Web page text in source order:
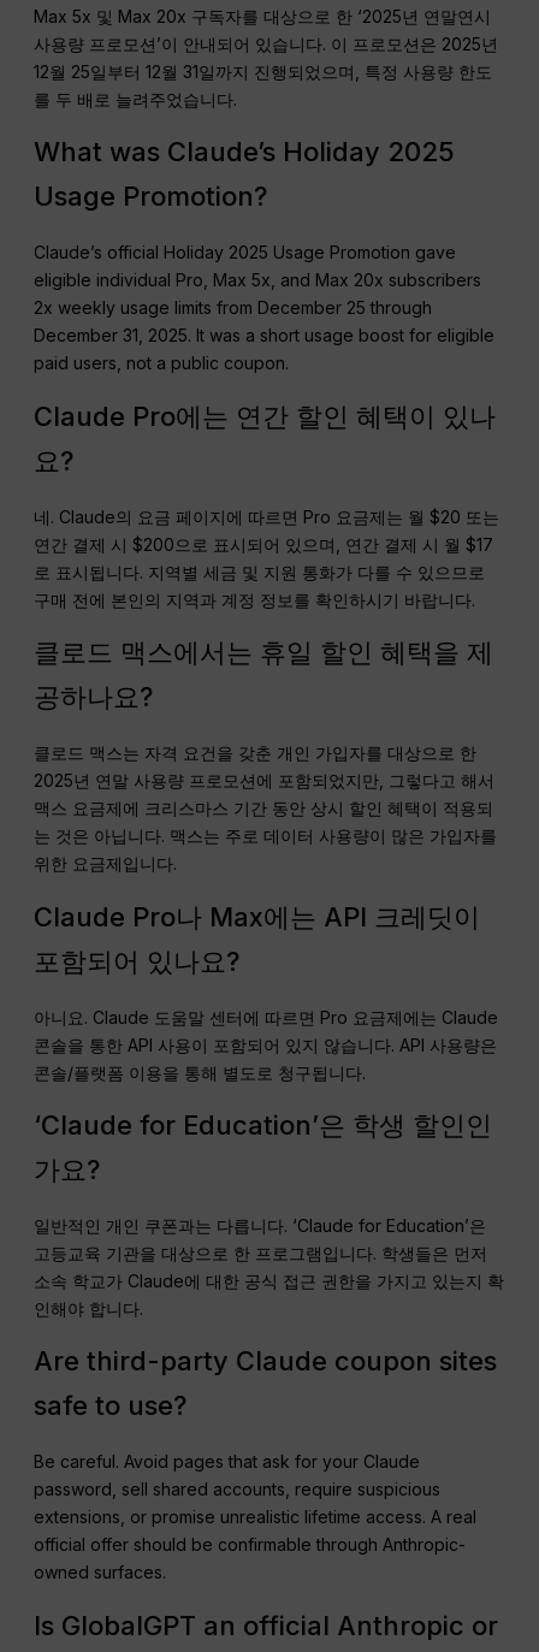
Max 5x 및 Max 20x 구독자를 대상으로 한 ‘2025년 연말연시
사용량 프로모션’이 안내되어 있습니다. 이 프로모션은 2025년
12월 25일부터 12월 31일까지 진행되었으며, 특정 사용량 한도
를 두 배로 늘려주었습니다.
What was Claude’s Holiday 2025
Usage Promotion?
Claude’s official Holiday 2025 Usage Promotion gave
eligible individual Pro, Max 5x, and Max 20x subscribers
2x weekly usage limits from December 25 through
December 31, 2025. It was a short usage boost for eligible
paid users, not a public coupon.
Claude Pro에는 연간 할인 혜택이 있나
요?
네. Claude의 요금 페이지에 따르면 Pro 요금제는 월 $20 또는
연간 결제 시 $200으로 표시되어 있으며, 연간 결제 시 월 $17
로 표시됩니다. 지역별 세금 및 지원 통화가 다를 수 있으므로
구매 전에 본인의 지역과 계정 정보를 확인하시기 바랍니다.
클로드 맥스에서는 휴일 할인 혜택을 제
공하나요?
클로드 맥스는 자격 요건을 갖춘 개인 가입자를 대상으로 한
2025년 연말 사용량 프로모션에 포함되었지만, 그렇다고 해서
맥스 요금제에 크리스마스 기간 동안 상시 할인 혜택이 적용되
는 것은 아닙니다. 맥스는 주로 데이터 사용량이 많은 가입자를
위한 요금제입니다.
Claude Pro나 Max에는 API 크레딧이
포함되어 있나요?
아니요. Claude 도움말 센터에 따르면 Pro 요금제에는 Claude
콘솔을 통한 API 사용이 포함되어 있지 않습니다. API 사용량은
콘솔/플랫폼 이용을 통해 별도로 청구됩니다.
‘Claude for Education’은 학생 할인인
가요?
일반적인 개인 쿠폰과는 다릅니다. ‘Claude for Education’은
고등교육 기관을 대상으로 한 프로그램입니다. 학생들은 먼저
소속 학교가 Claude에 대한 공식 접근 권한을 가지고 있는지 확
인해야 합니다.
Are third-party Claude coupon sites
safe to use?
Be careful. Avoid pages that ask for your Claude
password, sell shared accounts, require suspicious
extensions, or promise unrealistic lifetime access. A real
official offer should be confirmable through Anthropic-
owned surfaces.
Is GlobalGPT an official Anthropic or